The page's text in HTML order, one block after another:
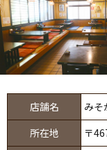
店舗名
みそ
所在地
〒